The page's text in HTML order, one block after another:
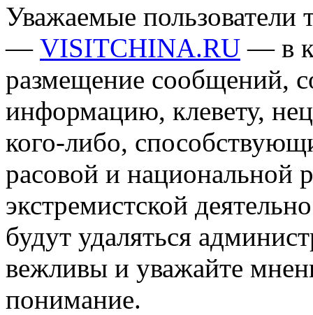
Уважаемые пользователи
— VISITCHINA.RU — в
размещение сообщений,
информацию, клевету,
кого-либо,
расовой и национальной
экстремистской
будут удаляться
вежливы и уважайте
понимание.